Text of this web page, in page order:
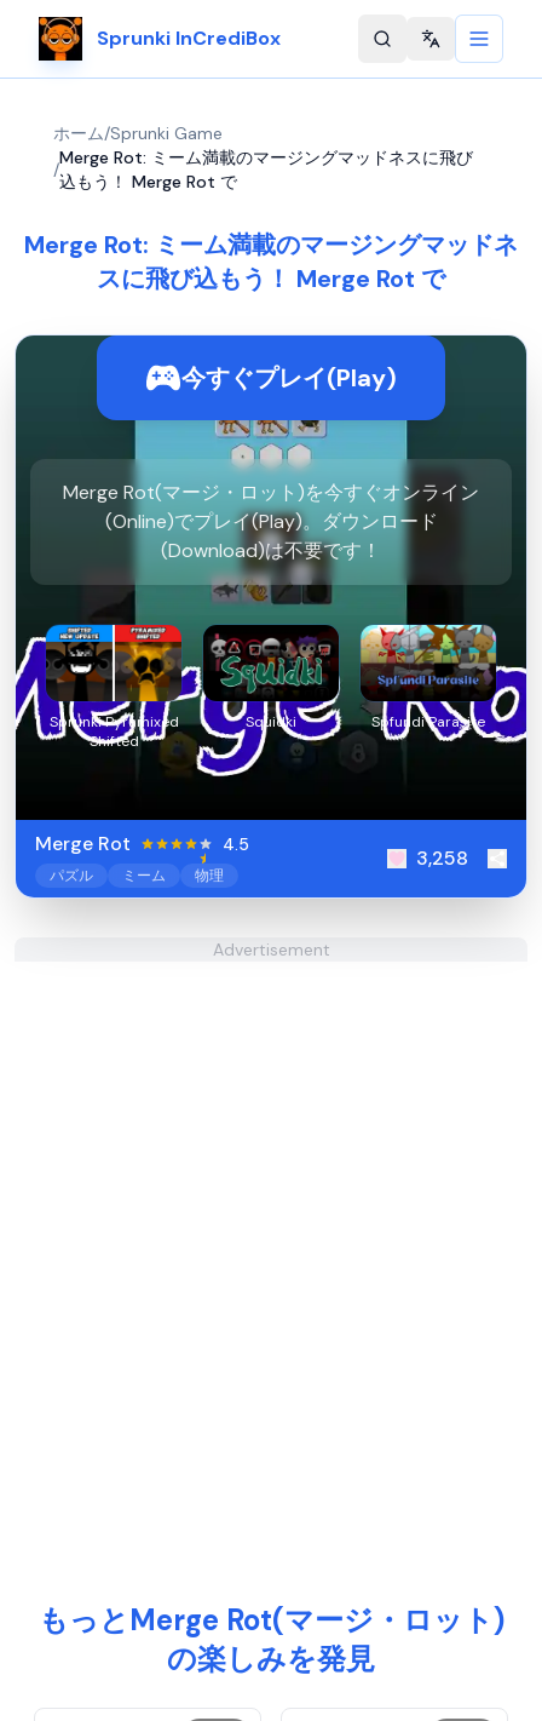
Sprunki InCrediBox Change
ホーム/Sprunki Game
/
Merge Rot: ミーム満載のマージングマッドネスに飛び
込もう！ Merge Rot で
Merge Rot: ミーム満載のマージングマッドネ
スに飛び込もう！ Merge Rot で
今すぐプレイ(Play)
Merge Rot(マージ・ロット)を今すぐオンライン
(Online)でプレイ(Play)。ダウンロード
(Download)は不要です！
Sprunki Pyramixed
Shifted
Squidki Spfundi Parasite
Merge Rot 4.5
パズル ミーム 物理
3,258
Advertisement
もっとMerge Rot(マージ・ロット)
の楽しみを発見